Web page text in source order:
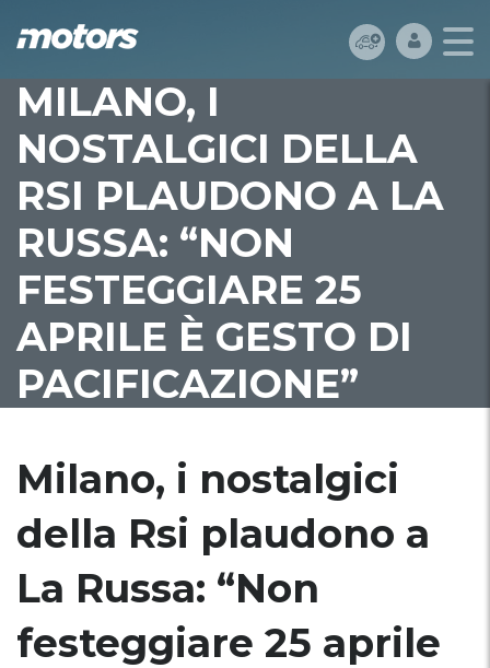
MILANO, I
NOSTALGICI DELLA
RSI PLAUDONO A LA
RUSSA: “NON
FESTEGGIARE 25
APRILE È GESTO DI
PACIFICAZIONE”
Milano, i nostalgici
della Rsi plaudono a
La Russa: “Non
festeggiare 25 aprile